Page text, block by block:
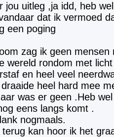
jou uitleg ,ja idd, heb
dat ik vermoed
een poging
zag ik geen
wereld rondom met
en heel veel
heel hard mee
was er geen .Heb
eens langs komt .
nogmaals.
terug kan hoor ik het